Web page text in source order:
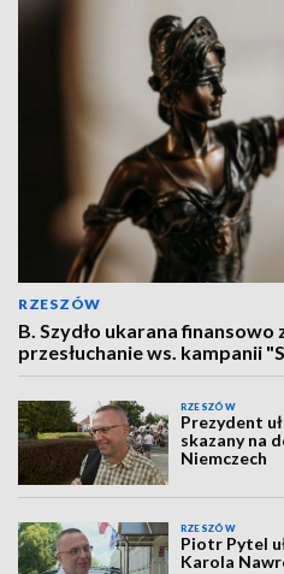
RZESZÓW
B. Szydło ukarana finansowo
przesłuchanie ws. kampanii
RZESZÓW
Prezydent
skazany na
Niemczech
RZESZÓW
Piotr Pytel
Karola